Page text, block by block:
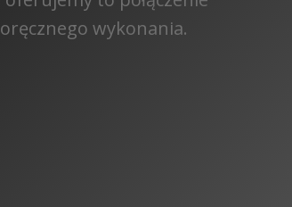
wykonania.